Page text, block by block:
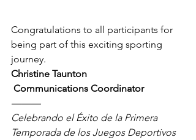
Congratulations to all participants for
being part of this exciting sporting
journey.
Christine Taunton
Communications Coordinator
———
Celebrando el Éxito de la Primera
Temporada de los Juegos Deportivos